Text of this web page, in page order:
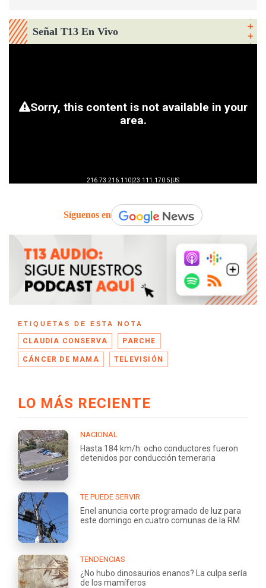
Señal T13 En Vivo
Síguenos en
ETIQUETAS DE ESTA NOTA
CLAUDIA CONSERVA PARCHE
CÁNCER DE MAMA TELEVISIÓN
LO MÁS RECIENTE
NACIONAL
Hasta 184 km/h: ocho conductores fueron
detenidos por conducción temeraria
TE PUEDE SERVIR
Enel anuncia corte programado de luz para
este domingo en cuatro comunas de la RM
TENDENCIAS
¿No hubo dinosaurios enanos? La culpa sería
de los mamíferos